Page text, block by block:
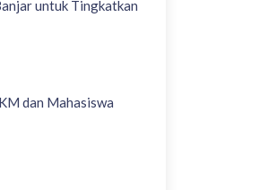
untuk Tingkatkan
dan Mahasiswa